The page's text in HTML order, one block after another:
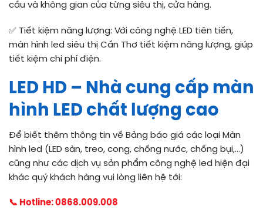
cầu và không gian của từng siêu thị, cửa hàng.
✅ Tiết kiệm năng lượng: Với công nghệ LED tiên tiến,
màn hình led siêu thị Cần Thơ tiết kiệm năng lượng, giúp
tiết kiệm chi phí điện.
LED HD – Nhà cung cấp màn
hình LED chất lượng cao
Để biết thêm thông tin về Bảng báo giá các loại Màn
hình led (LED sàn, treo, cong, chống nước, chống bụi,…)
cũng như các dịch vụ sản phẩm công nghệ led hiện đại
khác quý khách hàng vui lòng liên hệ tới:
📞 Hotline:0868.009.008